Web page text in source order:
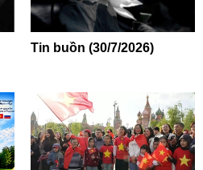
Tin buồn (30/7/2026)